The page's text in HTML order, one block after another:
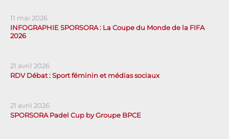
11 mai 2026
INFOGRAPHIE SPORSORA : La Coupe du Monde de la FIFA
2026
21 avril 2026
RDV Débat : Sport féminin et médias sociaux
21 avril 2026
SPORSORA Padel Cup by Groupe BPCE